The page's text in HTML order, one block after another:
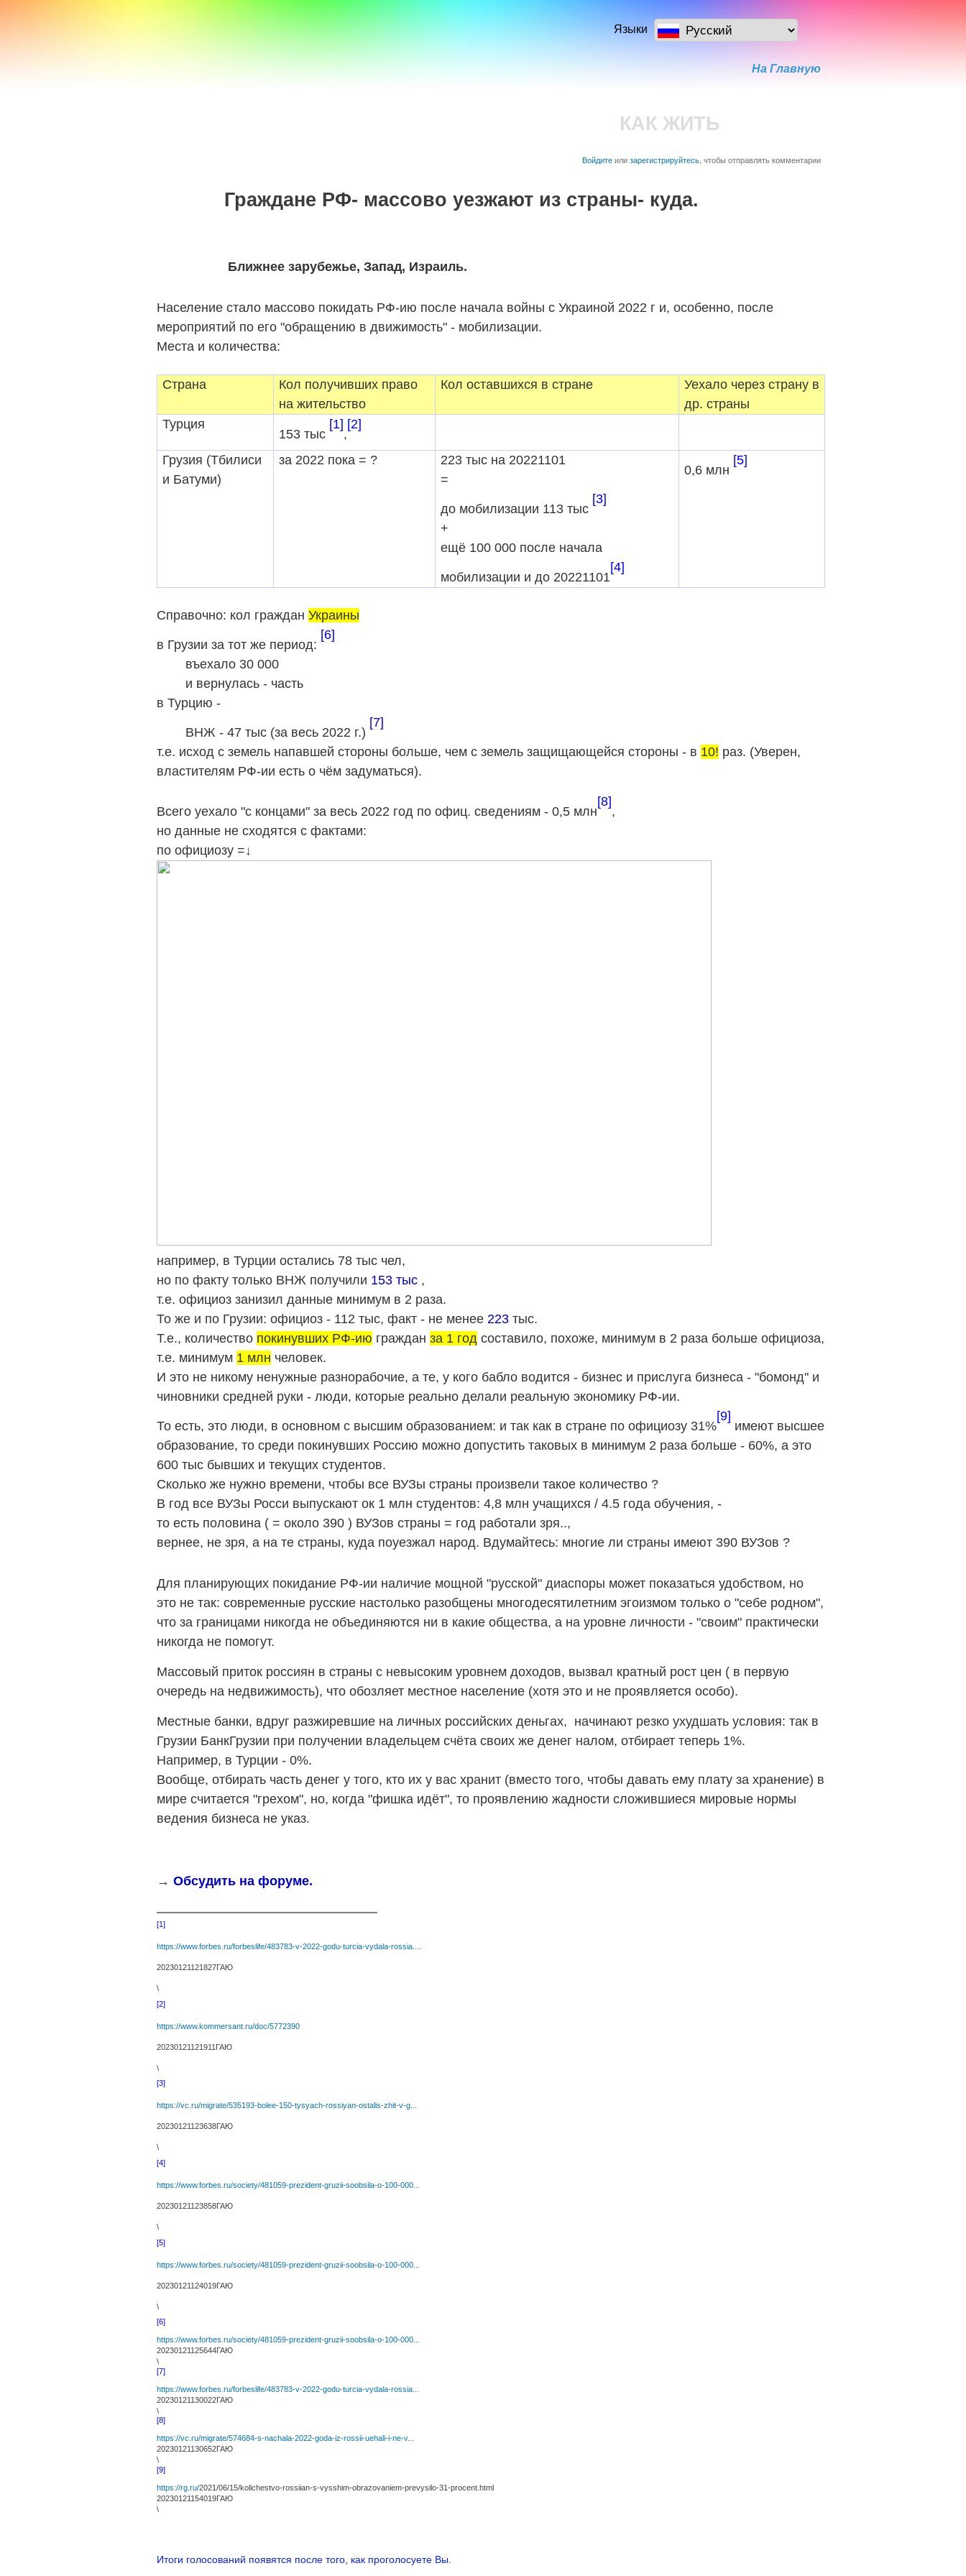
a100z.com Языки
На Главную
КАК ЖИТЬ
Войдитеилизарегистрируйтесь, чтобы отправлять комментарии
Граждане РФ- массово уезжают из страны- куда.
Ближнее зарубежье, Запад, Израиль.
Население стало массово покидать РФ-ию после начала войны с Украиной 2022 г и, особенно, после
мероприятий по его "обращению в движимость" - мобилизации.
Места и количества:
Страна
Кол получивших право
на жительство
Кол оставшихся в стране
Уехало через страну в
др. страны
Турция
153 тыс
[1]
,
[2]
Грузия (Тбилиси
и Батуми)
за 2022 пока = ? 223 тыс на 20221101
=
до мобилизации 113 тыс
[3]
+
ещё 100 000 после начала
мобилизации и до 20221101
[4]
0,6 млн
[5]
Справочно: кол граждан Украины
в Грузии за тот же период:
[6]
въехало 30 000
и вернулась - часть
в Турцию -
ВНЖ - 47 тыс (за весь 2022 г.)
[7]
т.е. исход с земель напавшей стороны больше, чем с земель защищающейся стороны - в 10! раз. (Уверен,
властителям РФ-ии есть о чём задуматься).
Всего уехало "с концами" за весь 2022 год по офиц. сведениям - 0,5 млн
[8]
,
но данные не сходятся с фактами:
по официозу =↓
например, в Турции остались 78 тыс чел,
но по факту только ВНЖ получили 153 тыс ,
т.е. официоз занизил данные минимум в 2 раза.
То же и по Грузии: официоз - 112 тыс, факт - не менее 223 тыс.
Т.е., количество покинувших РФ-ию граждан за 1 год составило, похоже, минимум в 2 раза больше официоза,
т.е. минимум 1 млн человек.
И это не никому ненужные разнорабочие, а те, у кого бабло водится - бизнес и прислуга бизнеса - "бомонд" и
чиновники средней руки - люди, которые реально делали реальную экономику РФ-ии.
То есть, это люди, в основном с высшим образованием: и так как в стране по официозу 31%
[9]
имеют высшее
образование, то среди покинувших Россию можно допустить таковых в минимум 2 раза больше - 60%, а это
600 тыс бывших и текущих студентов.
Сколько же нужно времени, чтобы все ВУЗы страны произвели такое количество ?
В год все ВУЗы Росси выпускают ок 1 млн студентов: 4,8 млн учащихся / 4.5 года обучения, -
то есть половина ( = около 390 ) ВУЗов страны = год работали зря..,
вернее, не зря, а на те страны, куда поуезжал народ. Вдумайтесь: многие ли страны имеют 390 ВУЗов ?
Для планирующих покидание РФ-ии наличие мощной "русской" диаспоры может показаться удобством, но
это не так: современные русские настолько разобщены многодесятилетним эгоизмом только о "себе родном",
что за границами никогда не объединяются ни в какие общества, а на уровне личности - "своим" практически
никогда не помогут.
Массовый приток россиян в страны с невысоким уровнем доходов, вызвал кратный рост цен ( в первую
очередь на недвижимость), что обозляет местное население (хотя это и не проявляется особо).
Местные банки, вдруг разжиревшие на личных российских деньгах, начинают резко ухудшать условия: так в
Грузии БанкГрузии при получении владельцем счёта своих же денег налом, отбирает теперь 1%.
Например, в Турции - 0%.
Вообще, отбирать часть денег у того, кто их у вас хранит (вместо того, чтобы давать ему плату за хранение) в
мире считается "грехом", но, когда "фишка идёт", то проявлению жадности сложившиеся мировые нормы
ведения бизнеса не указ.
→ Обсудить на форуме.
[1]
https://www.forbes.ru/forbeslife/483783-v-2022-godu-turcia-vydala-rossia...
20230121121827ГАЮ
\
[2]
https://www.kommersant.ru/doc/5772390
20230121121911ГАЮ
\
[3]
https://vc.ru/migrate/535193-bolee-150-tysyach-rossiyan-ostalis-zhit-v-g...
20230121123638ГАЮ
\
[4]
https://www.forbes.ru/society/481059-prezident-gruzii-soobsila-o-100-000...
20230121123858ГАЮ
\
[5]
https://www.forbes.ru/society/481059-prezident-gruzii-soobsila-o-100-000...
20230121124019ГАЮ
\
[6]
https://www.forbes.ru/society/481059-prezident-gruzii-soobsila-o-100-000...
20230121125644ГАЮ
\
[7]
https://www.forbes.ru/forbeslife/483783-v-2022-godu-turcia-vydala-rossia...
20230121130022ГАЮ
\
[8]
https://vc.ru/migrate/574684-s-nachala-2022-goda-iz-rossii-uehali-i-ne-v...
20230121130652ГАЮ
\
[9]
https://rg.ru/2021/06/15/kolichestvo-rossiian-s-vysshim-obrazovaniem-prevysilo-31-procent.html
20230121154019ГАЮ
\
Итоги голосований появятся после того, как проголосуете Вы.